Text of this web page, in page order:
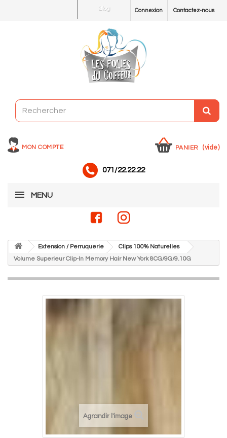
Contactez-nous
Connexion
Blog
MON COMPTE PANIER (vide)
071/22.22.22
MENU
Extension / Perruquerie
Clips 100% Naturelles
Volume Superieur Clip-In Memory Hair New York 8CG/9G/9.10G
Agrandir l'image